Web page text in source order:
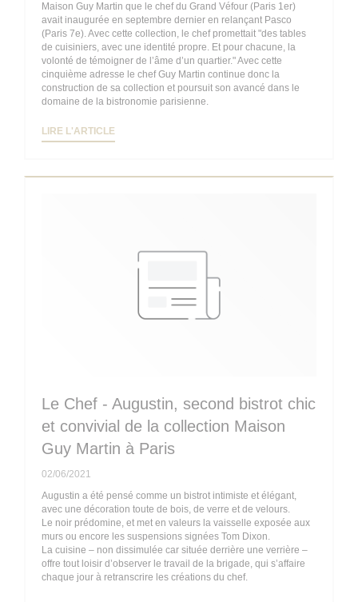
Maison Guy Martin que le chef du Grand Véfour (Paris 1er)
avait inaugurée en septembre dernier en relançant Pasco
(Paris 7e). Avec cette collection, le chef promettait "des tables
de cuisiniers, avec une identité propre. Et pour chacune, la
volonté de témoigner de l’âme d’un quartier." Avec cette
cinquième adresse le chef Guy Martin continue donc la
construction de sa collection et poursuit son avancé dans le
domaine de la bistronomie parisienne.
LIRE L'ARTICLE
Le Chef - Augustin, second bistrot chic
et convivial de la collection Maison
Guy Martin à Paris
02/06/2021
Augustin a été pensé comme un bistrot intimiste et élégant,
avec une décoration toute de bois, de verre et de velours.
Le noir prédomine, et met en valeurs la vaisselle exposée aux
murs ou encore les suspensions signées Tom Dixon.
La cuisine – non dissimulée car située derrière une verrière –
offre tout loisir d’observer le travail de la brigade, qui s’affaire
chaque jour à retranscrire les créations du chef.